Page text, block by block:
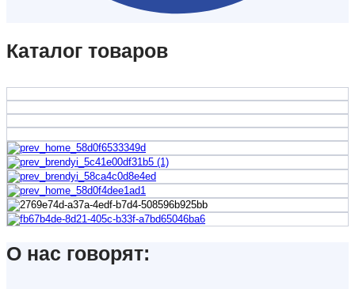
Каталог товаров
О нас говорят: